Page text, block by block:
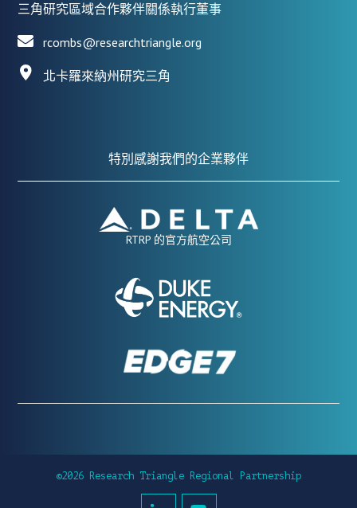
三角研究區域合作夥伴關係執行董事
rcombs@researchtriangle.org
北卡羅來納州研究三角
特別感謝我們的企業夥伴
RTRP 的官方航空公司
©2026 Research Triangle Regional Partnership